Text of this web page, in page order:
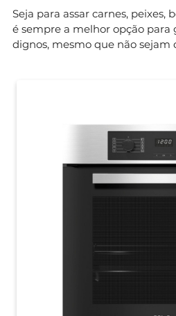
Seja para assar carnes, peixes,
é sempre a melhor opção para
dignos, mesmo que não sejam